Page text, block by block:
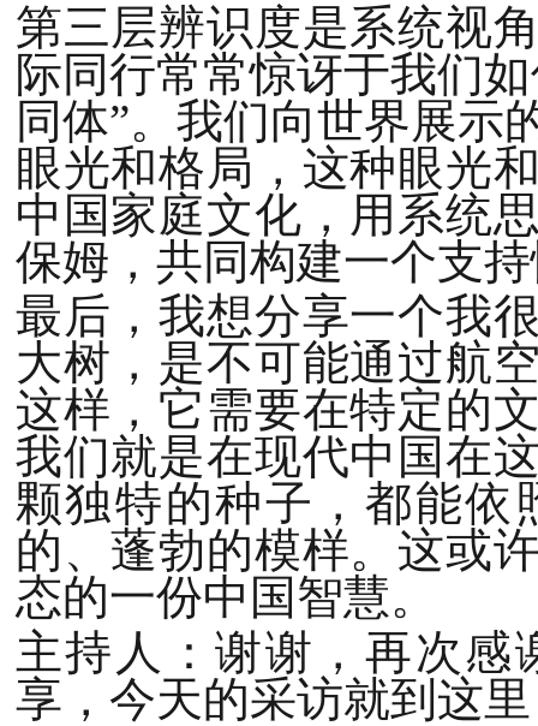
第三层辨识度是系统视
际同行常常惊讶于我们
同体”。我们向世界展示
眼光和格局，这种眼光
中国家庭文化，用系统
保姆，共同构建一个支
最后，我想分享一个我
大树，是不可能通过航
这样，它需要在特定的
我们就是在现代中国在
颗独特的种子，都能依
的、蓬勃的模样。这或
态的一份中国智慧。
主持人：谢谢，再次感
享，今天的采访就到这